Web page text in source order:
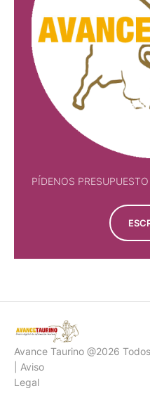
PÍDENOS PRESUPUESTO
Avance Taurino @2026
| Aviso
Legal